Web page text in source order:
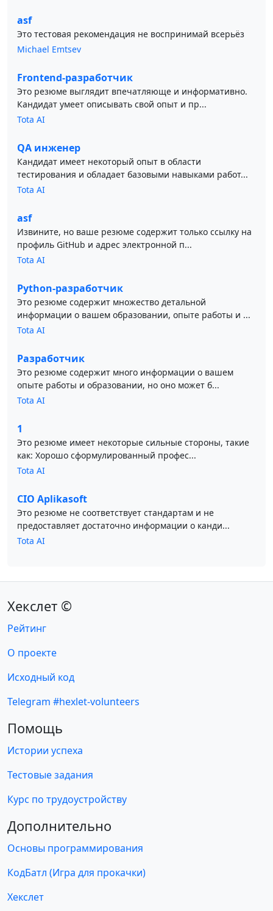
asf
Это тестовая рекомендация не воспринимай всерьёз
Michael Emtsev
Frontend-разработчик
Это резюме выглядит впечатляюще и информативно.
Кандидат умеет описывать свой опыт и пр...
Tota AI
QA инженер
Кандидат имеет некоторый опыт в области
тестирования и обладает базовыми навыками работ...
Tota AI
asf
Извините, но ваше резюме содержит только ссылку на
профиль GitHub и адрес электронной п...
Tota AI
Python-разработчик
Это резюме содержит множество детальной
информации о вашем образовании, опыте работы и ...
Tota AI
Разработчик
Это резюме содержит много информации о вашем
опыте работы и образовании, но оно может б...
Tota AI
1
Это резюме имеет некоторые сильные стороны, такие
как: Хорошо сформулированный профес...
Tota AI
CIO Aplikasoft
Это резюме не соответствует стандартам и не
предоставляет достаточно информации о канди...
Tota AI
Хекслет ©
Рейтинг
О проекте
Исходный код
Telegram #hexlet-volunteers
Помощь
Истории успеха
Тестовые задания
Курс по трудоустройству
Дополнительно
Основы программирования
КодБатл (Игра для прокачки)
Хекслет